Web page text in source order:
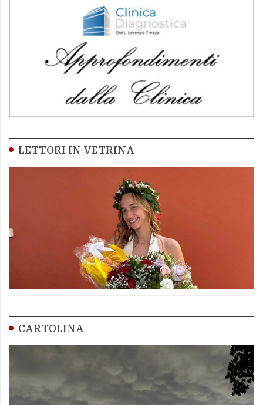
LETTORI IN VETRINA
CARTOLINA